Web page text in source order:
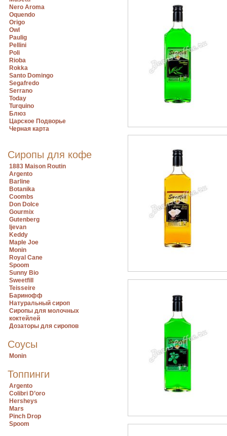
Nero Aroma
Oquendo
Origo
Owl
Paulig
Pellini
Poli
Rioba
Rokka
Santo Domingo
Segafredo
Serrano
Today
Turquino
Блюз
Царское Подворье
Черная карта
Сиропы для кофе
1883 Maison Routin
Argento
Barline
Botanika
Coombs
Don Dolce
Gourmix
Gutenberg
Ijevan
Keddy
Maple Joe
Monin
Royal Cane
Spoom
Sunny Bio
Sweetfill
Teisseire
Баринофф
Натуральный сироп
Сиропы для молочных
коктейлей
Дозаторы для сиропов
Соусы
Monin
Топпинги
Argento
Colibri D’oro
Hersheys
Mars
Pinch Drop
Spoom